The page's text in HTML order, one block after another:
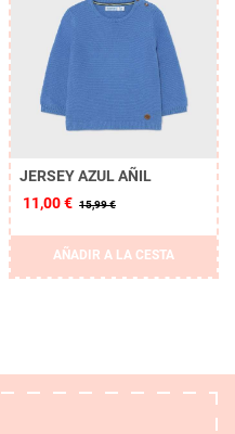
JERSEY AZUL AÑIL
11,00 € 15,99 €
AÑADIR A LA CESTA